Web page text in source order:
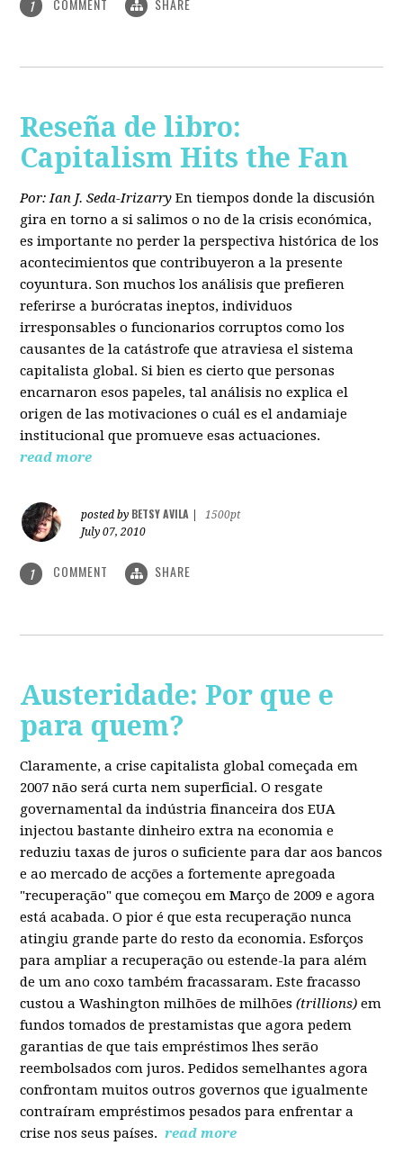
1 COMMENT SHARE
Reseña de libro:
Capitalism Hits the Fan
Por: Ian J. Seda-Irizarry En tiempos donde la discusión
gira en torno a si salimos o no de la crisis económica,
es importante no perder la perspectiva histórica de los
acontecimientos que contribuyeron a la presente
coyuntura. Son muchos los análisis que prefieren
referirse a burócratas ineptos, individuos
irresponsables o funcionarios corruptos como los
causantes de la catástrofe que atraviesa el sistema
capitalista global. Si bien es cierto que personas
encarnaron esos papeles, tal análisis no explica el
origen de las motivaciones o cuál es el andamiaje
institucional que promueve esas actuaciones.
read more
posted by BETSY AVILA
1500pt
July 07, 2010
1 COMMENT SHARE
Austeridade: Por que e
para quem?
Claramente, a crise capitalista global começada em
2007 não será curta nem superficial. O resgate
governamental da indústria financeira dos EUA
injectou bastante dinheiro extra na economia e
reduziu taxas de juros o suficiente para dar aos bancos
e ao mercado de acções a fortemente apregoada
"recuperação" que começou em Março de 2009 e agora
está acabada. O pior é que esta recuperação nunca
atingiu grande parte do resto da economia. Esforços
para ampliar a recuperação ou estende-la para além
de um ano coxo também fracassaram. Este fracasso
custou a Washington milhões de milhões(trillions) em
fundos tomados de prestamistas que agora pedem
garantias de que tais empréstimos lhes serão
reembolsados com juros. Pedidos semelhantes agora
confrontam muitos outros governos que igualmente
contraíram empréstimos pesados para enfrentar a
crise nos seus países. read more